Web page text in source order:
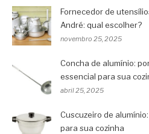
Fornecedor de
André: qual escolher?
novembro 25, 2025
Concha de alumínio:
essencial para sua
abril 25, 2025
Cuscuzeiro de
para sua cozinha